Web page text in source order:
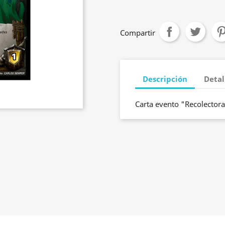
Compartir
Descripción
Carta evento